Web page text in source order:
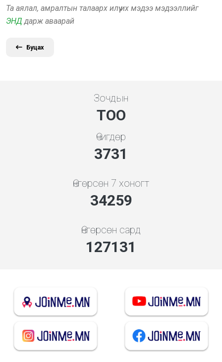
Та аялал, амралтын талаарх илүү их мэдээ мэдээллийг
ЭНД дарж аваарай
Буцах
Зочдын
ТОО
Өчигдөр
3998
Өнгөрсөн 7 хоногт
36706
Өнгөрсөн сард
136212